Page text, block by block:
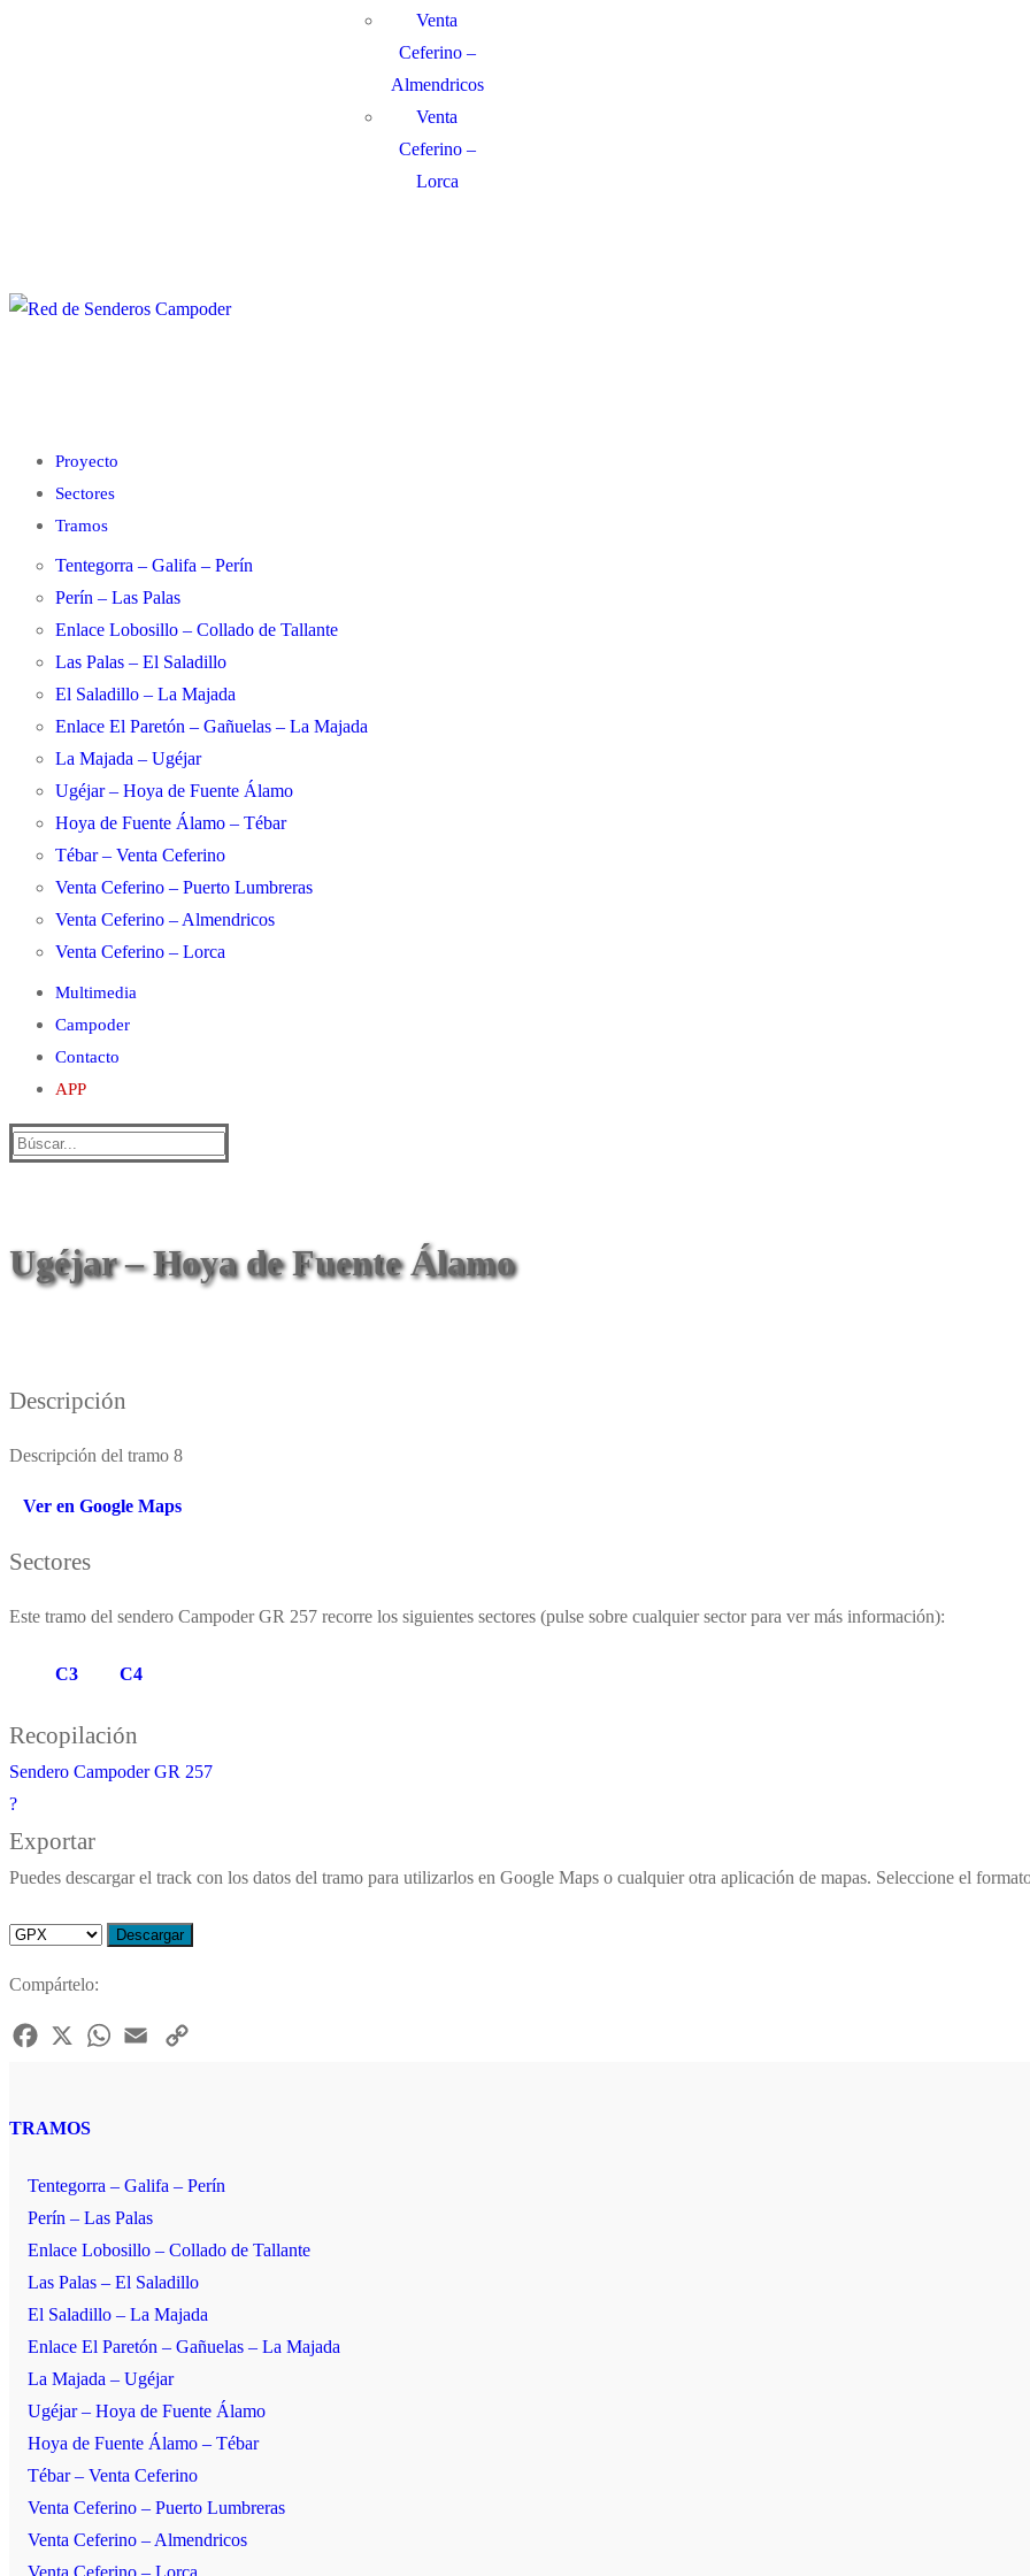
Venta
Ceferino –
Almendricos
Venta
Ceferino –
Lorca
Proyecto
Sectores
Tramos
Tentegorra – Galifa – Perín
Perín – Las Palas
Enlace Lobosillo – Collado de Tallante
Las Palas – El Saladillo
El Saladillo – La Majada
Enlace El Paretón – Gañuelas – La Majada
La Majada – Ugéjar
Ugéjar – Hoya de Fuente Álamo
Hoya de Fuente Álamo – Tébar
Tébar – Venta Ceferino
Venta Ceferino – Puerto Lumbreras
Venta Ceferino – Almendricos
Venta Ceferino – Lorca
Multimedia
Campoder
Contacto
APP
Buscar:
Ugéjar – Hoya de Fuente Álamo
Descripción
Descripción del tramo 8
Ver en Google Maps
Sectores
Este tramo del sendero Campoder GR 257 recorre los siguientes sectores (pulse sobre cualquier sector para ver más información):
C3 C4
Recopilación
Sendero Campoder GR 257
?
Exportar
Compártelo:
Facebook
X WhatsApp
Email
TRAMOS
Tentegorra – Galifa – Perín
Perín – Las Palas
Enlace Lobosillo – Collado de Tallante
Las Palas – El Saladillo
El Saladillo – La Majada
Enlace El Paretón – Gañuelas – La Majada
La Majada – Ugéjar
Ugéjar – Hoya de Fuente Álamo
Hoya de Fuente Álamo – Tébar
Tébar – Venta Ceferino
Venta Ceferino – Puerto Lumbreras
Venta Ceferino – Almendricos
Venta Ceferino – Lorca